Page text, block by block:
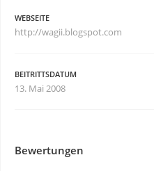
WEBSEITE
http://wagii.blogspot.com
BEITRITTSDATUM
13. Mai 2008
Bewertungen